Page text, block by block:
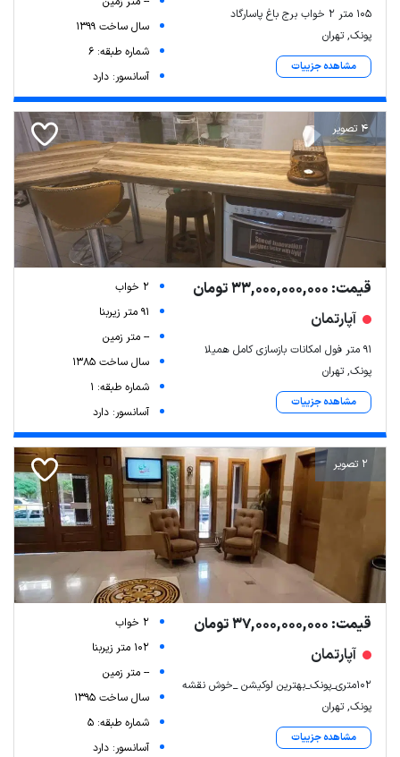
۱۰۵ متر ۲ خواب برج باغ پاسارگاد
پونک, تهران
مشاهده جزییات
سال ساخت 1399
شماره طبقه: 6
آسانسور: دارد
4 تصویر
قیمت: 33,000,000,000 تومان
آپارتمان
۹۱ متر فول امکانات بازسازی کامل همیلا
پونک, تهران
مشاهده جزییات
2 خواب
91 متر زیربنا
-- متر زمین
سال ساخت 1385
شماره طبقه: 1
آسانسور: دارد
2 تصویر
قیمت: 37,000,000,000 تومان
آپارتمان
۱۰۲متری_پونک_بهترین لوکیشن _خوش نقشه
پونک, تهران
مشاهده جزییات
2 خواب
102 متر زیربنا
-- متر زمین
سال ساخت 1395
شماره طبقه: 5
آسانسور: دارد